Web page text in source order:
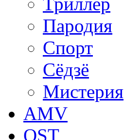
Пародия
Спорт
Сёдзё
Мистерия
AMV
OST